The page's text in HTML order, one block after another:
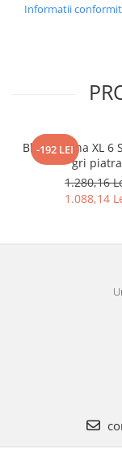
Informatii
-192 LEI
Blanco Sona XL 6
gri piatra
1.280,16
1.088,14